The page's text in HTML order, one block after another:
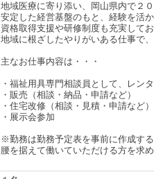
地域医療に寄り添い、岡山県内で２
安定した経営基盤のもと、経験を活
資格取得支援や研修制度も充実して
地域に根ざしたやりがいある仕事で
主なお仕事内容は・・・
・福祉用具専門相談員として、レン
・販売（相談・納品・申請など）
・住宅改修（相談・見積・申請など）
・展示会参加
※勤務は勤務予定表を事前に作成す
腰を据えて働いていただける方を求め